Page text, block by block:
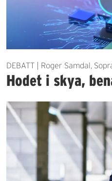
DEBATT | Roger Samdal,
Hodet i skya,